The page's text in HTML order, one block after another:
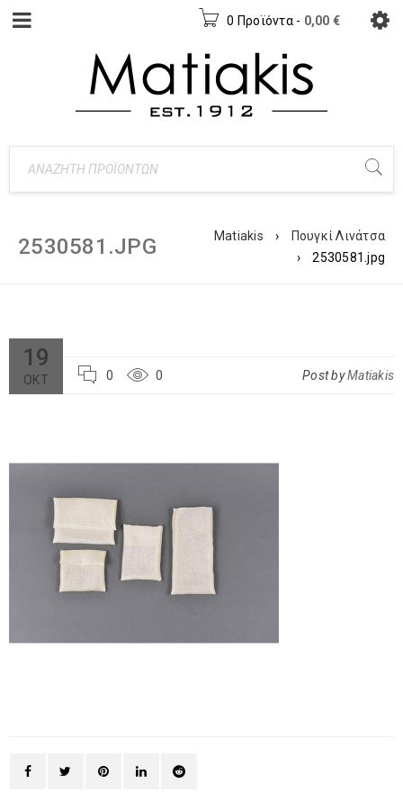
0 Προϊόντα - 0,00 €
2530581.JPG Matiakis ›
Πουγκί Λινάτσα
›
2530581.jpg
19
ΟΚΤ 0 0 Post byMatiakis